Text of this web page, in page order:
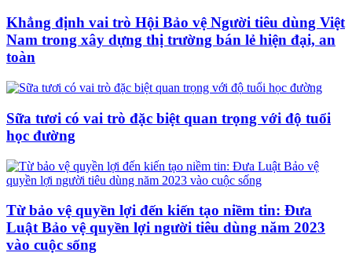
Khẳng định vai trò Hội Bảo vệ Người tiêu dùng Việt
Nam trong xây dựng thị trường bán lẻ hiện đại, an
toàn
Sữa tươi có vai trò đặc biệt quan trọng với độ tuổi
học đường
Từ bảo vệ quyền lợi đến kiến tạo niềm tin: Đưa
Luật Bảo vệ quyền lợi người tiêu dùng năm 2023
vào cuộc sống